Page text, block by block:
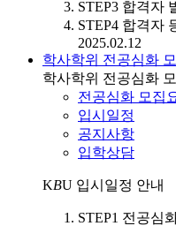
STEP3 합격자
STEP4 합격자
2025.02.12
학사학위 전공심화
학사학위 전공심화
전공심화 모집
입시일정
공지사항
입학상담
KBU 입시일정 안내
STEP1 전공심